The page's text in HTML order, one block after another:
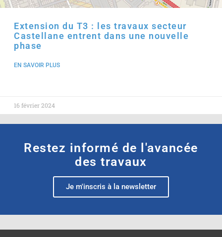
Extension du T3 : les travaux secteur
Castellane entrent dans une nouvelle
phase
EN SAVOIR PLUS
16 février 2024
Restez informé de l'avancée
des travaux
Je m'inscris à la newsletter